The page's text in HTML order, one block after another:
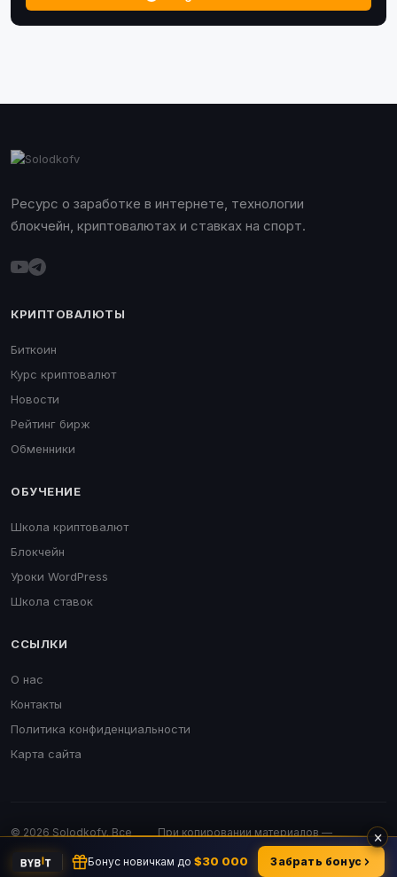
Ресурс о заработке в интернете, технологии
блокчейн, криптовалютах и ставках на спорт.
КРИПТОВАЛЮТЫ
Биткоин
Курс криптовалют
Новости
Рейтинг бирж
Обменники
ОБУЧЕНИЕ
Школа криптовалют
Блокчейн
Уроки WordPress
Школа ставок
ССЫЛКИ
О нас
Контакты
Политика конфиденциальности
Карта сайта
© 2026 Solodkofv. Все
При копировании материалов —
обязательна активная ссылка.
×
Бонус новичкам до $30 000 Забрать бонус